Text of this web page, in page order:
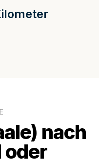
nach
oder